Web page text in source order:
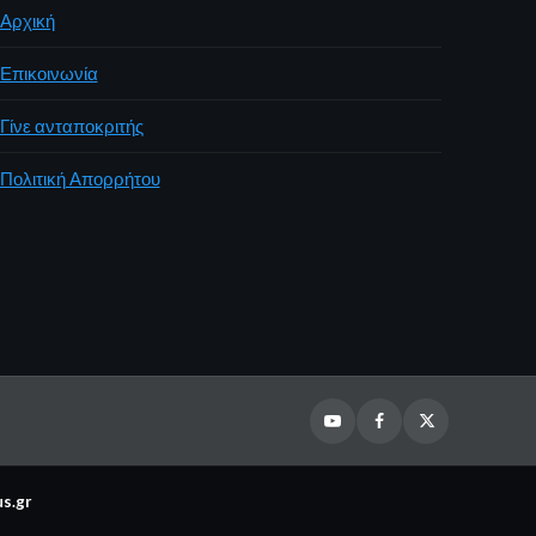
Αρχική
Επικοινωνία
Γίνε ανταποκριτής
Πολιτική Απορρήτου
YoutubeFacebookTwitter